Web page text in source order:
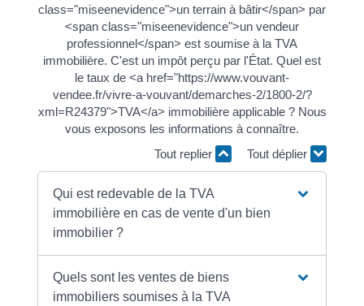
class="miseenevidence">un terrain à bâtir</span> par
<span class="miseenevidence">un vendeur
professionnel</span> est soumise à la TVA
immobilière. C'est un impôt perçu par l'État. Quel est
le taux de <a href="https://www.vouvant-
vendee.fr/vivre-a-vouvant/demarches-2/1800-2/?
xml=R24379">TVA</a> immobilière applicable ? Nous
vous exposons les informations à connaître.
Tout replier
Tout déplier
Qui est redevable de la TVA
immobilière en cas de vente d'un bien
immobilier ?
Quels sont les ventes de biens
immobiliers soumises à la TVA